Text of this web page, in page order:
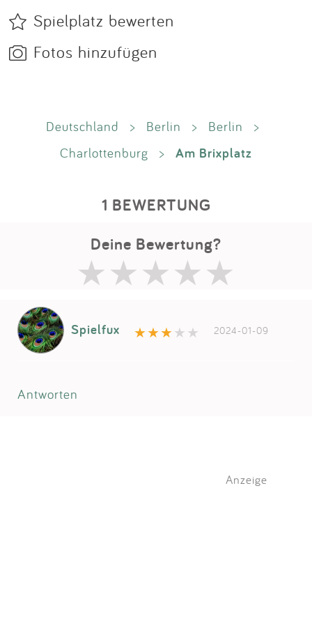
Spielplatz bewerten
Fotos hinzufügen
Deutschland > Berlin > Berlin
>
Charlottenburg
> Am Brixplatz
1 BEWERTUNG
Deine Bewertung?
Spielfux 2024-01-09
Antworten
Anzeige